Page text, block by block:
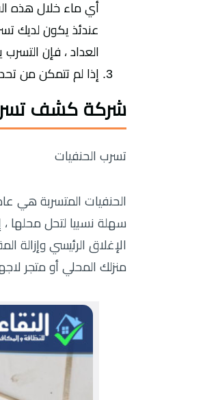
أي ماء خلال هذه
عندئذ يكون لديك
العداد ، فإن التسرب
إذا لم تتمكن من
شركة كشف
تسرب الحنفيات
الحنفيات المتسربة هي
سهلة نسبيا لتحل محلها
الإغلاق الرئيسي وإزالة
منزلك المحلي أو متجر